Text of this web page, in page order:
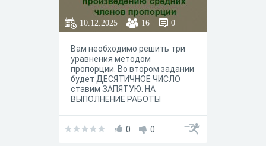
10.12.2025 16 0
Вам необходимо решить три
уравнения методом
пропорции. Во втором задании
будет ДЕСЯТИЧНОЕ ЧИСЛО
ставим ЗАПЯТУЮ. НА
ВЫПОЛНЕНИЕ РАБОТЫ
0
0